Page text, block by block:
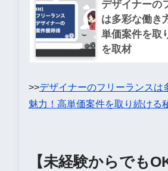
デザイナーの
は多彩な働き
単価案件を取
を取材
>>デザイナーのフリーランスは
魅力！高単価案件を取り続ける
【未経験からでも